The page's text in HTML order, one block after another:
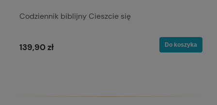
Codziennik biblijny Cieszcie się
139,90 zł Do koszyka